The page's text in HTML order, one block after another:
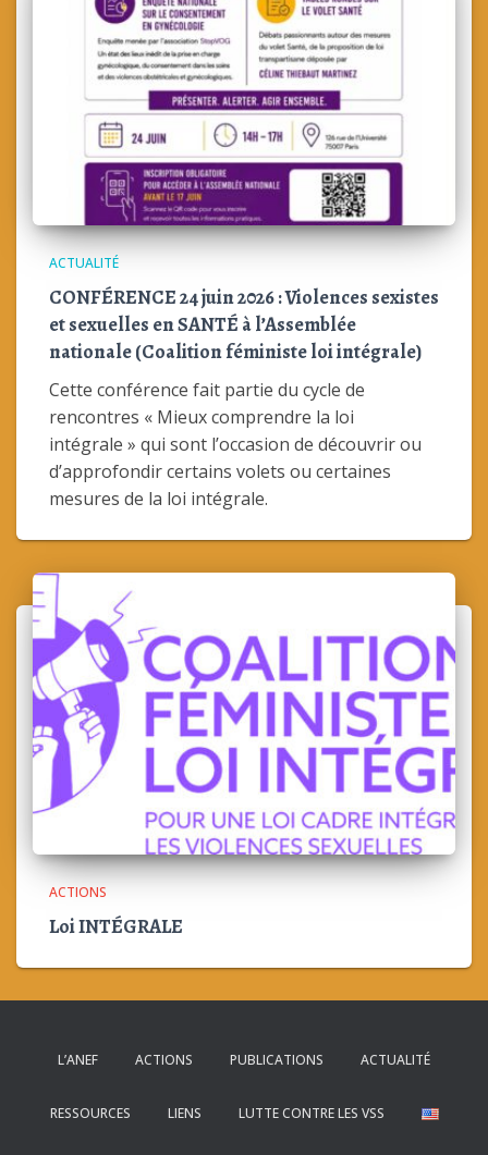
ACTUALITÉ
CONFÉRENCE 24 juin 2026 : Violences sexistes
et sexuelles en SANTÉ à l’Assemblée
nationale (Coalition féministe loi intégrale)
Cette conférence fait partie du cycle de
rencontres « Mieux comprendre la loi
intégrale » qui sont l’occasion de découvrir ou
d’approfondir certains volets ou certaines
mesures de la loi intégrale.
ACTIONS
Loi INTÉGRALE
L’ANEF ACTIONS PUBLICATIONS ACTUALITÉ
RESSOURCES LIENS LUTTE CONTRE LES VSS